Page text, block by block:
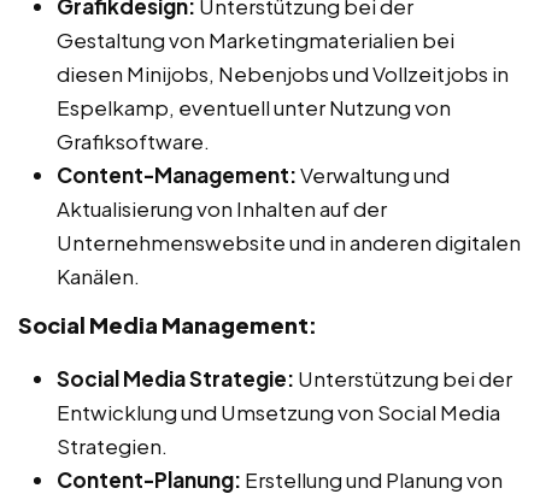
Grafikdesign: Unterstützung bei der
Gestaltung von Marketingmaterialien bei
diesen Minijobs, Nebenjobs und Vollzeitjobs in
Espelkamp, eventuell unter Nutzung von
Grafiksoftware.
Content-Management:Verwaltung und
Aktualisierung von Inhalten auf der
Unternehmenswebsite und in anderen digitalen
Kanälen.
Social Media Management:
Social Media Strategie: Unterstützung bei der
Entwicklung und Umsetzung von Social Media
Strategien.
Content-Planung: Erstellung und Planung von